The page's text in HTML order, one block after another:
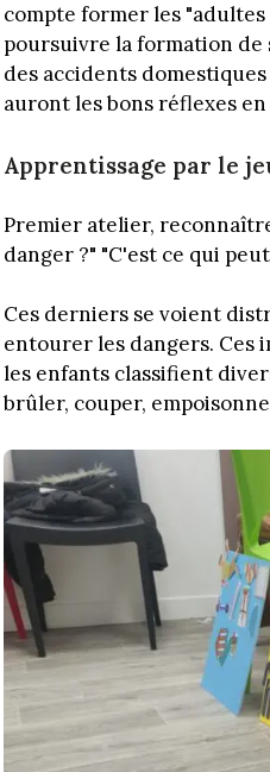
compte former les
poursuivre la formation de
des accidents
auront les bons réflexes
Apprentissage par le
Premier atelier,
danger ?" "C'est ce qui
Ces derniers se voient
entourer les dangers. Ces
les enfants classifient
brûler, couper,